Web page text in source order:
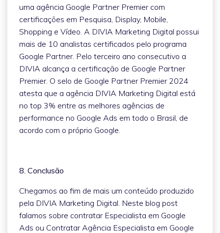
uma agência Google Partner Premier com
certificações em Pesquisa, Display, Mobile,
Shopping e Vídeo. A DIVIA Marketing Digital possui
mais de 10 analistas certificados pelo programa
Google Partner. Pelo terceiro ano consecutivo a
DIVIA alcança a certificação de Google Partner
Premier. O selo de Google Partner Premier 2024
atesta que a agência DIVIA Marketing Digital está
no top 3% entre as melhores agências de
performance no Google Ads em todo o Brasil, de
acordo com o próprio Google.
8. Conclusão
Chegamos ao fim de mais um conteúdo produzido
pela DIVIA Marketing Digital. Neste blog post
falamos sobre contratar Especialista em Google
Ads ou Contratar Agência Especialista em Google